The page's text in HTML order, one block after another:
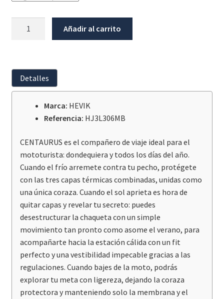
Tres
L.
Añadir al carrito
Detalles
Marca: HEVIK
Referencia: HJ3L306MB
CENTAURUS es el compañero de viaje ideal para el
mototurista: dondequiera y todos los días del año.
Cuando el frío arremete contra tu pecho, protégete
con las tres capas térmicas combinadas, unidas como
una única coraza. Cuando el sol aprieta es hora de
quitar capas y revelar tu secreto: puedes
desestructurar la chaqueta con un simple
movimiento tan pronto como asome el verano, para
acompañarte hacia la estación cálida con un fit
perfecto y una vestibilidad impecable gracias a las
regulaciones. Cuando bajes de la moto, podrás
explorar tu meta con ligereza, dejando la coraza
protectora y manteniendo solo la membrana y el